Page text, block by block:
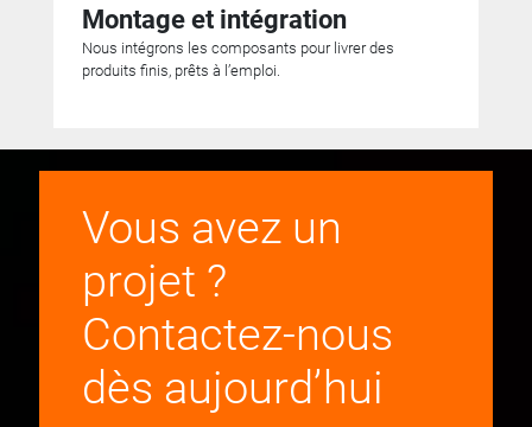
Montage et intégration
Nous intégrons les composants pour livrer des
produits finis, prêts à l’emploi.
Vous avez un
projet ?
Contactez-nous
dès aujourd’hui